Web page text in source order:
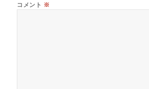
コメント ※